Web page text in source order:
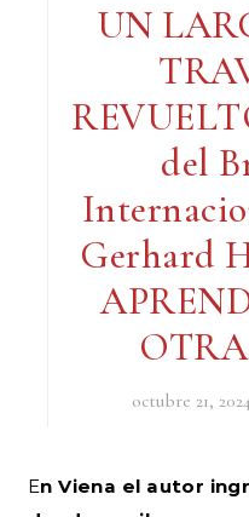
UN
del
Gerhard
octubre 21, 2024
En Viena el autor ingresa en un colegio jesuita,